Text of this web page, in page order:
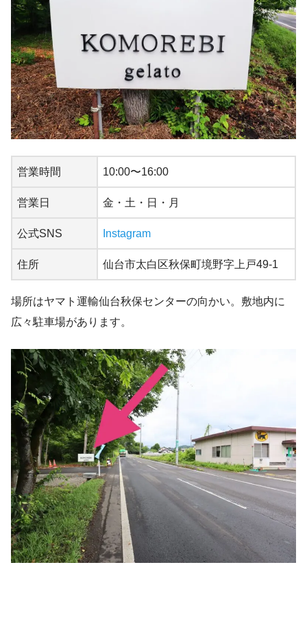
営業時間 10:00〜16:00
営業日 金・土・日・月
公式SNS Instagram
住所 仙台市太白区秋保町境野字上戸49-1
場所はヤマト運輸仙台秋保センターの向かい。敷地内に
広々駐車場があります。